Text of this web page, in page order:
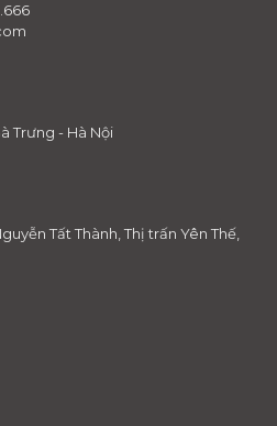
Trưng - Hà Nội
Tất Thành, Thị trấn Yên Thế,